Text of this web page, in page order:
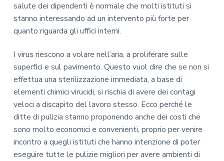
salute dei dipendenti è normale che molti istituti si
stanno interessando ad un intervento più forte per
quanto riguarda gli uffici interni.
I virus riescono a volare nell’aria, a proliferare sulle
superfici e sul pavimento. Questo vuol dire che se non si
effettua una sterilizzazione immediata, a base di
elementi chimici virucidi, si rischia di avere dei contagi
veloci a discapito del lavoro stesso. Ecco perché le
ditte di pulizia stanno proponendo anche dei costi che
sono molto economici e convenienti, proprio per venire
incontro a quegli istituti che hanno intenzione di poter
eseguire tutte le pulizie migliori per avere ambienti di